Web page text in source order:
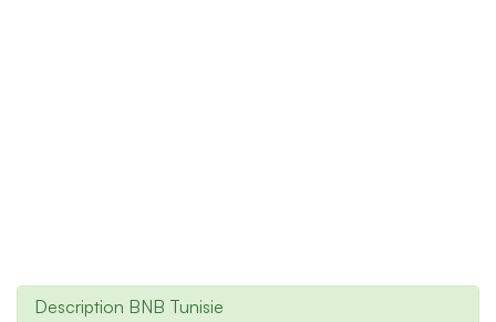
Description BNB Tunisie